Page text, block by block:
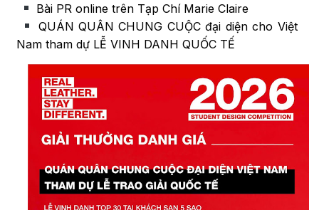
Bài PR online trên Tạp Chí Marie Claire
QUÁN QUÂN CHUNG CUỘC đại diện cho Việt
Nam tham dự LỄ VINH DANH QUỐC TẾ